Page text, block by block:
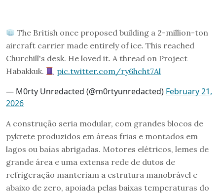
The British once proposed building a 2-million-ton
aircraft carrier made entirely of ice. This reached
Churchill's desk. He loved it. A thread on Project
Habakkuk.
pic.twitter.com/ry6hcht7Al
— M0rty Unredacted (@m0rtyunredacted) February 21,
2026
A construção seria modular, com grandes blocos de
pykrete produzidos em áreas frias e montados em
lagos ou baías abrigadas. Motores elétricos, lemes de
grande área e uma extensa rede de dutos de
refrigeração manteriam a estrutura manobrável e
abaixo de zero, apoiada pelas baixas temperaturas do